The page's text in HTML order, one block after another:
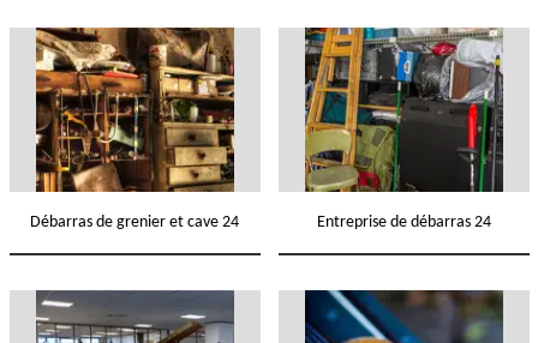
Débarras de grenier et cave 24 Entreprise de débarras 24